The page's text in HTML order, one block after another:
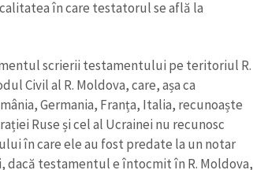
în care testatorul se află la
scrierii testamentului pe teritoriul R.
Civil al R. Moldova, care, așa ca
Germania, Franța, Italia, recunoaște
Ruse și cel al Ucrainei nu recunosc
în care ele au fost predate la un notar
dacă testamentul e întocmit în R. Moldova,